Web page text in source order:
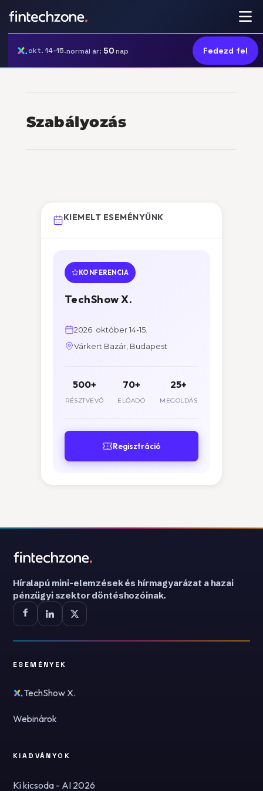
okt. 14-15.normál ár: 50nap Fedezd fel
Szabályozás
KIEMELT ESEMÉNYÜNK
KONFERENCIA
TechShow X.
2026. október 14-15.
Várkert Bazár, Budapest
500+
RÉSZTVEVŐ
70+
ELŐADÓ
25+
MEGOLDÁS
Regisztráció
Híralapú mini-elemzések és hírmagyarázat a hazai
pénzügyi szektor döntéshozóinak.
ESEMÉNYEK
TechShow X.
Webinárok
KIADVÁNYOK
Ki kicsoda - AI 2026